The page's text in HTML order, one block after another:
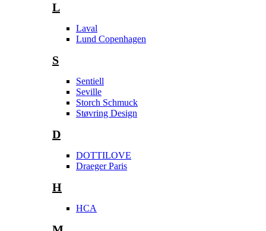
L
Laval
Lund Copenhagen
S
Sentiell
Seville
Storch Schmuck
Støvring Design
D
DOTTILOVE
Draeger Paris
H
HCA